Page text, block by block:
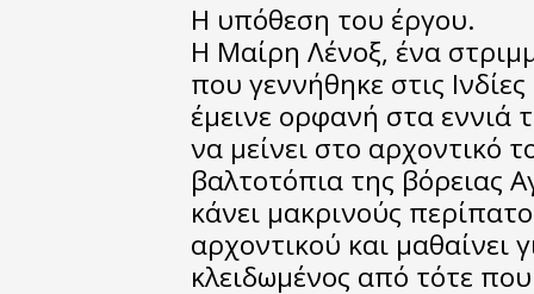
Η υπόθεση του έργου.
Η Μαίρη Λένοξ, ένα
που γεννήθηκε στις
έμεινε ορφανή στα εννιά
να μείνει στο αρχοντικό
βαλτοτόπια της βόρειας
κάνει μακρινούς
αρχοντικού και μαθαίνει
κλειδωμένος από τότε